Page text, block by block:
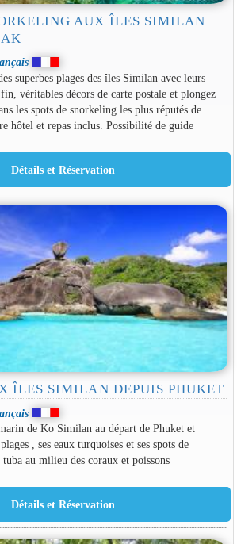
AUX ÎLES SIMILAN
superbes plages des îles Similan avec leurs
véritables décors de carte postale et plongez
les spots de snorkeling les plus réputés de
hôtel et repas inclus. Possibilité de guide
ÎLES SIMILAN DEPUIS PHUKET
de Ko Similan au départ de Phuket et
, ses eaux turquoises et ses spots de
au milieu des coraux et poissons